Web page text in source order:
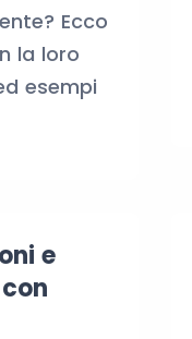
Ecco
la loro
esempi
e